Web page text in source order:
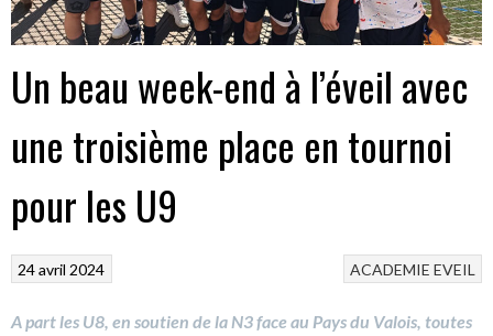
Un beau week-end à l’éveil avec
une troisième place en tournoi
pour les U9
ACADEMIE EVEIL
24 avril 2024
A part les U8, en soutien de la N3 face au Pays du Valois, toutes